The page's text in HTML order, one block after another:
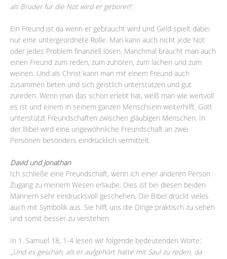
als Bruder für die Not wird er geboren“.
Ein Freund ist da wenn er gebraucht wird und Geld spielt dabei
nur eine untergeordnete Rolle. Man kann auch nicht jede Not
oder jedes Problem finanziell lösen. Manchmal braucht man auch
einen Freund zum reden, zum zuhören, zum lachen und zum
weinen. Und als Christ kann man mit einem Freund auch
zusammen beten und sich geistlich unterstützen und gut
zureden. Wenn man das schon erlebt hat, weiß man wie wertvoll
es ist und einem in seinem ganzen Menschsein weiterhilft. Gott
unterstützt Freundschaften zwischen gläubigen Menschen. In
der Bibel wird eine ungewöhnliche Freundschaft an zwei
Personen besonders eindrücklich vermittelt.
David und Jonathan
Ich schließe eine Freundschaft, wenn ich einer anderen Person
Zugang zu meinem Wesen erlaube. Dies ist bei diesen beiden
Männern sehr eindrucksvoll geschehen. Die Bibel drückt vieles
auch mit Symbolik aus. Sie hilft uns die Dinge praktisch zu sehen
und somit besser zu verstehen.
In 1. Samuel 18, 1-4 lesen wir folgende bedeutenden Worte:
Und es geschah, als er aufgehört hatte mit Saul zu reden, da